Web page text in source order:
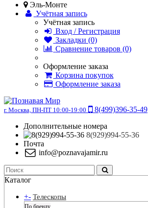
Эль-Монте
Учётная запись
Учётная запись
Вход / Регистрация
Закладки (0)
Сравнение товаров (0)
Оформление заказа
Корзина покупок
Оформление заказа
г. Москва, ПН-ПТ 10:00-19:00
8(499)396-35-49
Дополнительные номера
8(929)994-55-36
Почта
info@poznavajamir.ru
Каталог
+- Телескопы
По бренду